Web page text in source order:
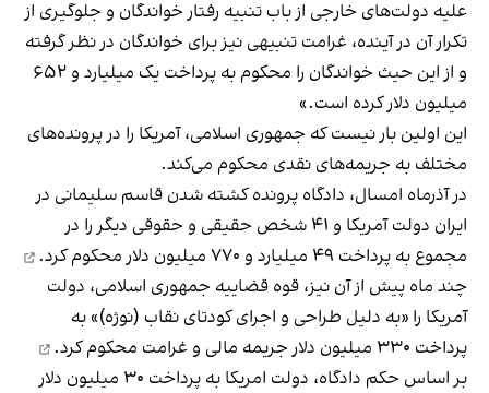
علیه دولت‌های خارجی از باب تنبیه رفتار خواندگان و جلوگیری از
تکرار آن در آینده، غرامت تنبیهی نیز برای خواندگان در نظر گرفته
و از این حیث خواندگان را محکوم به پرداخت یک میلیارد و ۶۵۲
میلیون دلار کرده است.»
این اولین بار نیست که جمهوری اسلامی، آمریکا را در پرونده‌های
مختلف به جریمه‌های نقدی محکوم می‌کند.
در آذرماه امسال، دادگاه پرونده کشته شدن قاسم سلیمانی در
ایران دولت آمریکا و ۴۱ شخص حقیقی و حقوقی دیگر را در
مجموع به پرداخت ۴۹ میلیارد و ۷۷۰ میلیون دلا
ر محکوم کرد.
چند ماه پیش از آن نیز، قوه قضاییه جمهوری اسلامی، دولت
آمریکا را «به دلیل طراحی و اجرای کودتای نقاب (نوژه)» به
پرداخت ۳۳۰ میلیون دلار جریمه مالی و غرامت
محکوم کرد.
بر اساس حکم دادگاه، دولت امریکا به پرداخت ۳۰ میلیون دلار